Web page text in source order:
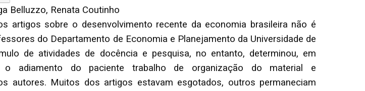
Belluzzo, Renata Coutinho
artigos sobre o desenvolvimento recente da economia brasileira não é
do Departamento de Economia e Planejamento da Universidade de
de atividades de docência e pesquisa, no entanto, determinou, em
o adiamento do paciente trabalho de organização do material e
autores. Muitos dos artigos estavam esgotados, outros permaneciam